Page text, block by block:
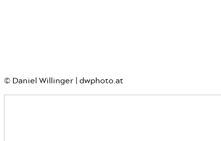
© Daniel Willinger | dwphoto.at